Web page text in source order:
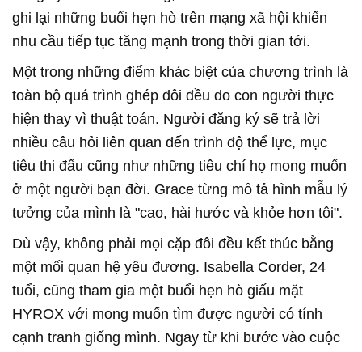
ghi lại những buổi hẹn hò trên mạng xã hội khiến
nhu cầu tiếp tục tăng mạnh trong thời gian tới.
Một trong những điểm khác biệt của chương trình là
toàn bộ quá trình ghép đôi đều do con người thực
hiện thay vì thuật toán. Người đăng ký sẽ trả lời
nhiều câu hỏi liên quan đến trình độ thể lực, mục
tiêu thi đấu cũng như những tiêu chí họ mong muốn
ở một người bạn đời. Grace từng mô tả hình mẫu lý
tưởng của mình là "cao, hài hước và khỏe hơn tôi".
Dù vậy, không phải mọi cặp đôi đều kết thúc bằng
một mối quan hệ yêu đương. Isabella Corder, 24
tuổi, cũng tham gia một buổi hẹn hò giấu mặt
HYROX với mong muốn tìm được người có tính
cạnh tranh giống mình. Ngay từ khi bước vào cuộc